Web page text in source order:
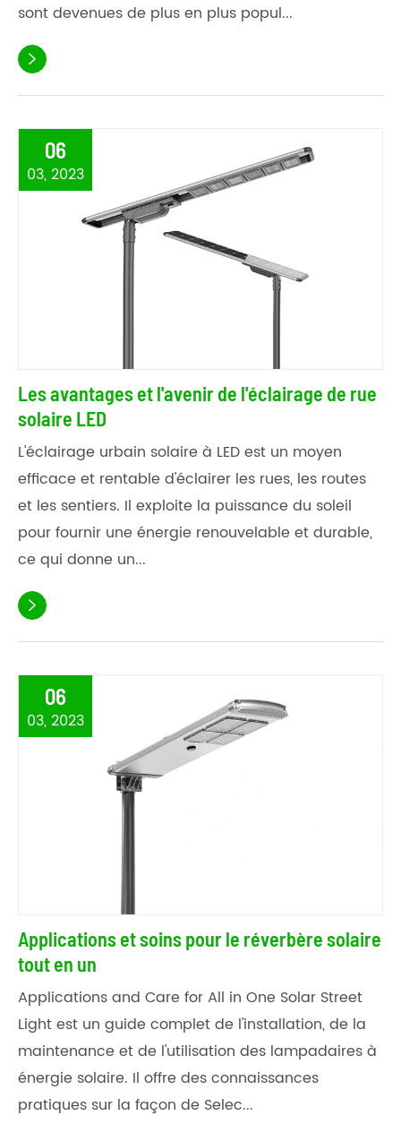
sont devenues de plus en plus popul...

06
03, 2023
Les avantages et l'avenir de l'éclairage de rue
solaire LED
L'éclairage urbain solaire à LED est un moyen
efficace et rentable d'éclairer les rues, les routes
et les sentiers. Il exploite la puissance du soleil
pour fournir une énergie renouvelable et durable,
ce qui donne un...

06
03, 2023
Applications et soins pour le réverbère solaire
tout en un
Applications and Care for All in One Solar Street
Light est un guide complet de l'installation, de la
maintenance et de l'utilisation des lampadaires à
énergie solaire. Il offre des connaissances
pratiques sur la façon de Selec...